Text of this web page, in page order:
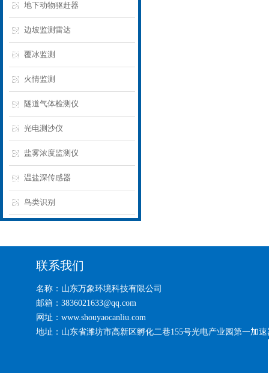
地下动物驱赶器
边坡监测雷达
覆冰监测
火情监测
隧道气体检测仪
光电测沙仪
盐雾浓度监测仪
温盐深传感器
鸟类识别
联系我们
名称：山东万象环境科技有限公司
邮箱：3836021633@qq.com
网址：www.shouyaocanliu.com
地址：山东省潍坊市高新区孵化二巷155号光电产业园第一加